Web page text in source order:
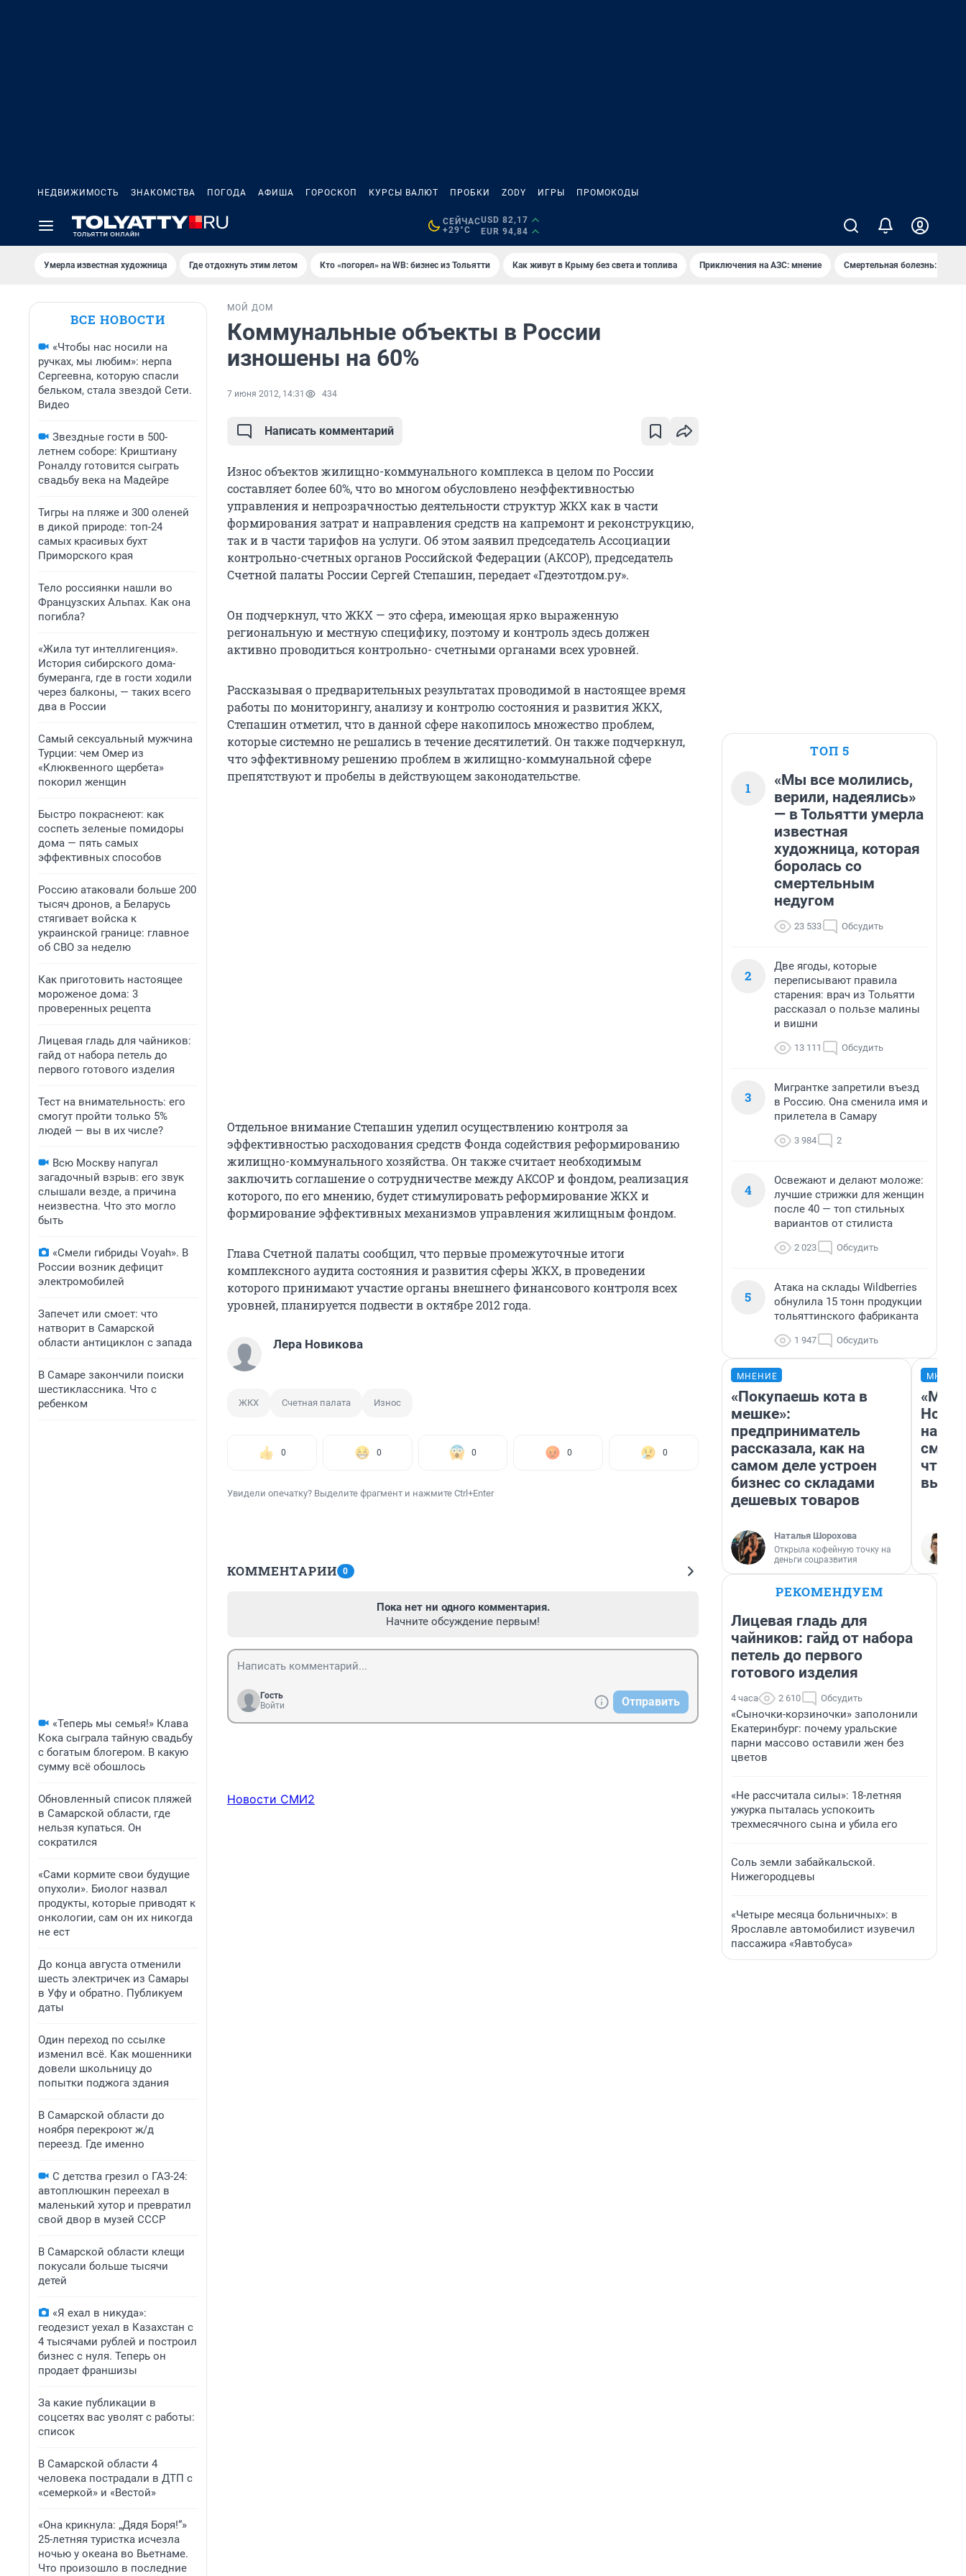
НЕДВИЖИМОСТЬ ЗНАКОМСТВА ПОГОДА АФИША ГОРОСКОП КУРСЫ ВАЛЮТ ПРОБКИ ZODY ИГРЫ ПРОМОКОДЫ
СЕЙЧАС
+29°C
USD 82,17
EUR 94,84
Умерла известная художница Где отдохнуть этим летом Кто «погорел» на WB: бизнес из Тольятти Как живут в Крыму без света и топлива Приключения на АЗС: мнение Смертельная болезнь:
ВСЕ НОВОСТИ
«Чтобы нас носили на
ручках, мы любим»: нерпа
Сергеевна, которую спасли
бельком, стала звездой Сети.
Видео
Звездные гости в 500-
летнем соборе: Криштиану
Роналду готовится сыграть
свадьбу века на Мадейре
Тигры на пляже и 300 оленей
в дикой природе: топ-24
самых красивых бухт
Приморского края
Тело россиянки нашли во
Французских Альпах. Как она
погибла?
«Жила тут интеллигенция».
История сибирского дома-
бумеранга, где в гости ходили
через балконы, — таких всего
два в России
Самый сексуальный мужчина
Турции: чем Омер из
«Клюквенного щербета»
покорил женщин
Быстро покраснеют: как
соспеть зеленые помидоры
дома — пять самых
эффективных способов
Россию атаковали больше 200
тысяч дронов, а Беларусь
стягивает войска к
украинской границе: главное
об СВО за неделю
Как приготовить настоящее
мороженое дома: 3
проверенных рецепта
Лицевая гладь для чайников:
гайд от набора петель до
первого готового изделия
Тест на внимательность: его
смогут пройти только 5%
людей — вы в их числе?
Всю Москву напугал
загадочный взрыв: его звук
слышали везде, а причина
неизвестна. Что это могло
быть
«Смели гибриды Voyah». В
России возник дефицит
электромобилей
Запечет или смоет: что
натворит в Самарской
области антициклон с запада
В Самаре закончили поиски
шестиклассника. Что с
ребенком
«Теперь мы семья!» Клава
Кока сыграла тайную свадьбу
с богатым блогером. В какую
сумму всё обошлось
Обновленный список пляжей
в Самарской области, где
нельзя купаться. Он
сократился
«Сами кормите свои будущие
опухоли». Биолог назвал
продукты, которые приводят к
онкологии, сам он их никогда
не ест
До конца августа отменили
шесть электричек из Самары
в Уфу и обратно. Публикуем
даты
Один переход по ссылке
изменил всё. Как мошенники
довели школьницу до
попытки поджога здания
В Самарской области до
ноября перекроют ж/д
переезд. Где именно
С детства грезил о ГАЗ-24:
автоплюшкин переехал в
маленький хутор и превратил
свой двор в музей СССР
В Самарской области клещи
покусали больше тысячи
детей
«Я ехал в никуда»:
геодезист уехал в Казахстан с
4 тысячами рублей и построил
бизнес с нуля. Теперь он
продает франшизы
За какие публикации в
соцсетях вас уволят с работы:
список
В Самарской области 4
человека пострадали в ДТП с
«семеркой» и «Вестой»
«Она крикнула: „Дядя Боря!“»
25-летняя туристка исчезла
ночью у океана во Вьетнаме.
Что произошло в последние
МОЙ ДОМ
Коммунальные объекты в России
изношены на 60%
7 июня 2012, 14:31 434
Написать комментарий
Износ объектов жилищно-коммунального комплекса в целом по России
составляет более 60%, что во многом обусловлено неэффективностью
управления и непрозрачностью деятельности структур ЖКХ как в части
формирования затрат и направления средств на капремонт и реконструкцию,
так и в части тарифов на услуги. Об этом заявил председатель Ассоциации
контрольно-счетных органов Российской Федерации (АКСОР), председатель
Счетной палаты России Сергей Степашин, передает «Гдеэтотдом.ру».
Он подчеркнул, что ЖКХ — это сфера, имеющая ярко выраженную
региональную и местную специфику, поэтому и контроль здесь должен
активно проводиться контрольно- счетными органами всех уровней.
Рассказывая о предварительных результатах проводимой в настоящее время
работы по мониторингу, анализу и контролю состояния и развития ЖКХ,
Степашин отметил, что в данной сфере накопилось множество проблем,
которые системно не решались в течение десятилетий. Он также подчеркнул,
что эффективному решению проблем в жилищно-коммунальной сфере
препятствуют и пробелы в действующем законодательстве.
Отдельное внимание Степашин уделил осуществлению контроля за
эффективностью расходования средств Фонда содействия реформированию
жилищно-коммунального хозяйства. Он также считает необходимым
заключить соглашение о сотрудничестве между АКСОР и фондом, реализация
которого, по его мнению, будет стимулировать реформирование ЖКХ и
формирование эффективных механизмов управления жилищным фондом.
Глава Счетной палаты сообщил, что первые промежуточные итоги
комплексного аудита состояния и развития сферы ЖКХ, в проведении
которого принимают участие органы внешнего финансового контроля всех
уровней, планируется подвести в октябре 2012 года.
Лера Новикова
ЖКХ Счетная палата Износ
0 0 0 0 0
Увидели опечатку? Выделите фрагмент и нажмите Ctrl+Enter
КОММЕНТАРИИ 0
Пока нет ни одного комментария.
Начните обсуждение первым!
Гость
Войти
Отправить
Новости СМИ2
ТОП 5
1
«Мы все молились,
верили, надеялись»
— в Тольятти умерла
известная
художница, которая
боролась со
смертельным
недугом
23 533 Обсудить
2
Две ягоды, которые
переписывают правила
старения: врач из Тольятти
рассказал о пользе малины
и вишни
13 111 Обсудить
3
Мигрантке запретили въезд
в Россию. Она сменила имя и
прилетела в Самару
3 984 2
4
Освежают и делают моложе:
лучшие стрижки для женщин
после 40 — топ стильных
вариантов от стилиста
2 023 Обсудить
5
Атака на склады Wildberries
обнулила 15 тонн продукции
тольяттинского фабриканта
1 947 Обсудить
МНЕНИЕ
«Покупаешь кота в
мешке»:
предприниматель
рассказала, как на
самом деле устроен
бизнес со складами
дешевых товаров
Наталья Шорохова
Открыла кофейную точку на
деньги соцразвития
«Мы
РЕКОМЕНДУЕМ
Лицевая гладь для
чайников: гайд от набора
петель до первого
готового изделия
4 часа 2 610 Обсудить
«Сыночки-корзиночки» заполонили
Екатеринбург: почему уральские
парни массово оставили жен без
цветов
«Не рассчитала силы»: 18-летняя
ужурка пыталась успокоить
трехмесячного сына и убила его
Соль земли забайкальской.
Нижегородцевы
«Четыре месяца больничных»: в
Ярославле автомобилист изувечил
пассажира «Яавтобуса»